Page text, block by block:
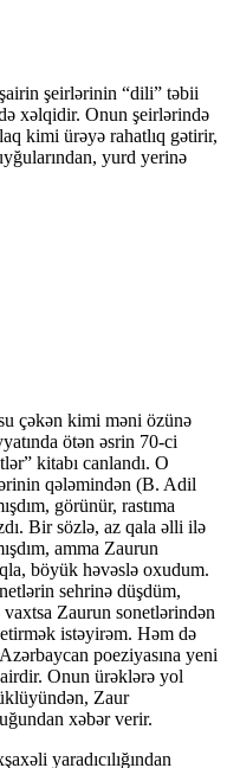
şeirlərinin “dili” təbii
xəlqidir. Onun şeirlərində
kimi ürəyə rahatlıq gətirir,
yurd yerinə
çəkən kimi məni özünə
ötən əsrin 70-ci
kitabı canlandı. O
qələmindən (B. Adil
görünür, rastıma
Bir sözlə, az qala əlli ilə
amma Zaurun
böyük həvəslə oxudum.
sehrinə düşdüm,
Zaurun sonetlərindən
istəyirəm. Həm də
poeziyasına yeni
Onun ürəklərə yol
Zaur
xəbər verir.
yaradıcılığından